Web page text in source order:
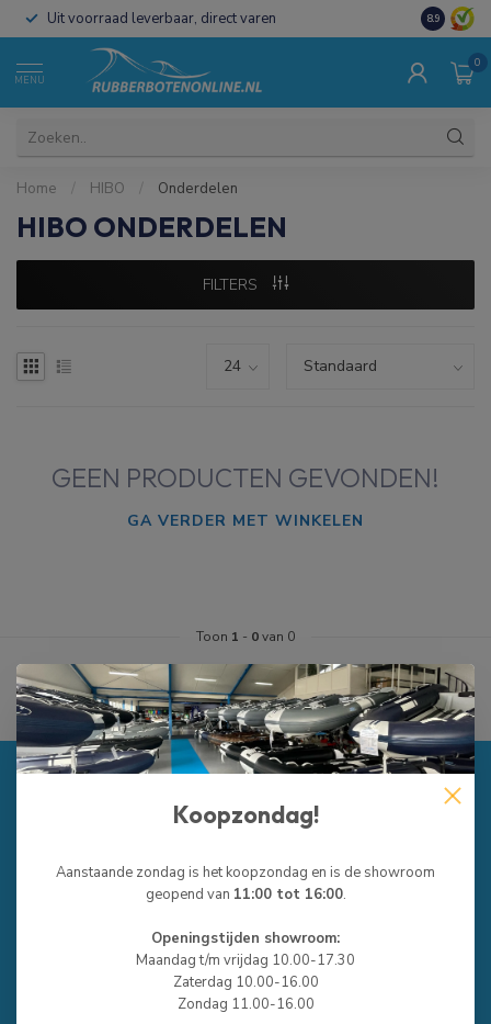
Uit voorraad leverbaar, direct varen Al 15 jaar
8.9
MENU
0
Home / HIBO / Onderdelen
HIBO ONDERDELEN
FILTERS
GEEN PRODUCTEN GEVONDEN!
GA VERDER MET WINKELEN
Toon 1 - 0van 0
RUBBERBOTENONLINE.NL
van de Benelux.
8501 XA Joure
Koopzondag!
Aanstaande zondag is het koopzondag en is de showroom
geopend van 11:00 tot 16:00.
Openingstijden showroom:
Maandag t/m vrijdag 10.00-17.30
Zaterdag 10.00-16.00
Zondag 11.00-16.00